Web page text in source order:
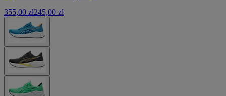
355,00 zł245,00 zł